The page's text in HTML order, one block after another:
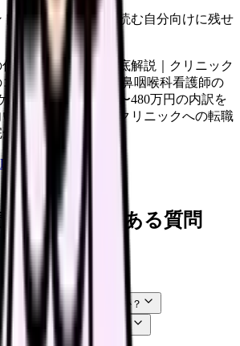
を、同僚やあとで読む自分向けに残せ
事内容・年収を徹底解説｜クリニック
ツ【2026年版】 耳鼻咽喉科看護師の
ジュール・年収420〜480万円の内訳を
ている人の特徴やクリニックへの転職
ガイドです。
LINE 投稿文コピー
前後によくある質問
を確認できますか？
のものですか？
から確認すればよいですか？
はどうすればよいですか？